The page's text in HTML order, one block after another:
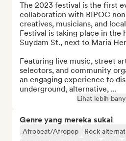
The 2023 festival is the first
collaboration with BIPOC
creatives, musicians, and
Festival is taking place in the
Suydam St., next to Maria
Featuring live music, street
selectors, and community
an engaging experience to
underground, alternative, ...
Lihat lebih
Genre yang mereka sukai
Afrobeat/Afropop
Rock